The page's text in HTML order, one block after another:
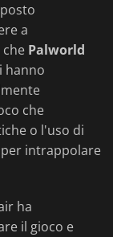
a
Palworld
hanno
che
o l'uso di
per intrappolare
ha
il gioco e